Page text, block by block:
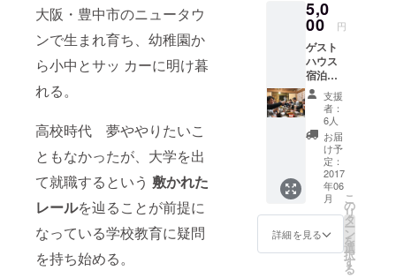
大阪・豊中市のニュータウ
ンで生まれ育ち、幼稚園か
ら小中とサッ カーに明け暮
れる。
高校時代 夢ややりたいこ
ともなかったが、大学を出
て就職するという 敷かれた
レールを辿ることが前提に
なっている学校教育に疑問
を持ち始める。
をメイ
ンに考
えてい
ます
が、ワ
イン、
日本酒
も検討
してお
りま
す。
5,0
00 円
ゲスト
ハウス
宿泊無
料券１
枚と
BARで
使える
時間無
制限の
み放題
券１枚
をリ
ターン
として
お返し
支援
者：
6人
お届
け予
定：
2017
年06
月
詳細を見る
こ
の
リ
タ
ー
ン
を
選
択
す
る